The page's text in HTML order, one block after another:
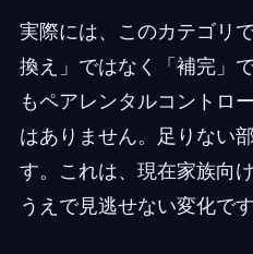
実際には、このカテゴリ
換え」ではなく「補完」
もペアレンタルコントロ
はありません。足りない
す。これは、現在家族向
うえで見逃せない変化です